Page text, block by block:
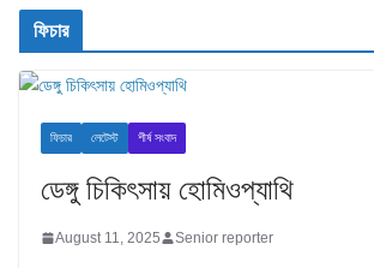
ফিচার
ফিচার লেটেস্ট শীর্ষ সংবাদ
ডেঙ্গু চিকিৎসায় হোমিওপ্যাথি
August 11, 2025 Senior reporter